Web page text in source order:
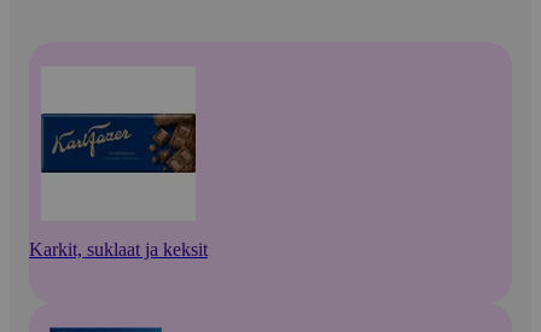
Karkit, suklaat ja keksit